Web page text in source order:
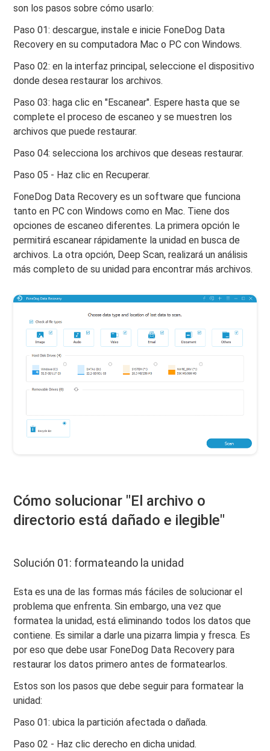
son los pasos sobre cómo usarlo:
Paso 01: descargue, instale e inicie FoneDog Data
Recovery en su computadora Mac o PC con Windows.
Paso 02: en la interfaz principal, seleccione el dispositivo
donde desea restaurar los archivos.
Paso 03: haga clic en "Escanear". Espere hasta que se
complete el proceso de escaneo y se muestren los
archivos que puede restaurar.
Paso 04: selecciona los archivos que deseas restaurar.
Paso 05 - Haz clic en Recuperar.
FoneDog Data Recovery es un software que funciona
tanto en PC con Windows como en Mac. Tiene dos
opciones de escaneo diferentes. La primera opción le
permitirá escanear rápidamente la unidad en busca de
archivos. La otra opción, Deep Scan, realizará un análisis
más completo de su unidad para encontrar más archivos.
Cómo solucionar "El archivo o
directorio está dañado e ilegible"
Solución 01: formateando la unidad
Esta es una de las formas más fáciles de solucionar el
problema que enfrenta. Sin embargo, una vez que
formatea la unidad, está eliminando todos los datos que
contiene. Es similar a darle una pizarra limpia y fresca. Es
por eso que debe usar FoneDog Data Recovery para
restaurar los datos primero antes de formatearlos.
Estos son los pasos que debe seguir para formatear la
unidad:
Paso 01: ubica la partición afectada o dañada.
Paso 02 - Haz clic derecho en dicha unidad.